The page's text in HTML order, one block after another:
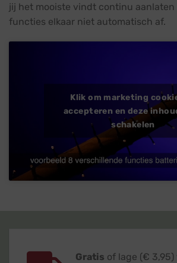
jij het mooiste vindt continu aanlaten
functies elkaar niet automatisch af.
Klik om marketing
accepteren en deze
schakelen
Gratis of lage (€